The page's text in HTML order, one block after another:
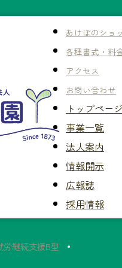
あけぼのショ
各種書式・料
アクセス
お問い合わせ
トップページ
事業一覧
法人案内
情報開示
広報誌
採用情報
労継続支援B型